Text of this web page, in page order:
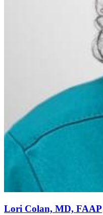
Lori Colan, MD, FAAP